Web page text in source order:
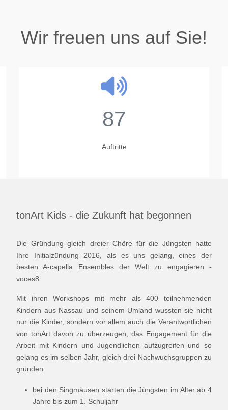
Wir freuen uns auf Sie!
87
Auftritte
tonArt Kids - die Zukunft hat begonnen
Die Gründung gleich dreier Chöre für die Jüngsten hatte
Ihre Initialzündung 2016, als es uns gelang, eines der
besten A-capella Ensembles der Welt zu engagieren -
voces8.
Mit ihren Workshops mit mehr als 400 teilnehmenden
Kindern aus Nassau und seinem Umland wussten sie nicht
nur die Kinder, sondern vor allem auch die Verantwortlichen
von tonArt davon zu überzeugen, das Engagement für die
Arbeit mit Kindern und Jugendlichen aufzugreifen und so
gelang es im selben Jahr, gleich drei Nachwuchsgruppen zu
gründen:
bei den Singmäusen starten die Jüngsten im Alter ab 4
Jahre bis zum 1. Schuljahr